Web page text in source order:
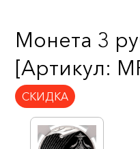
Монета 3
[Артикул:
СКИДКА